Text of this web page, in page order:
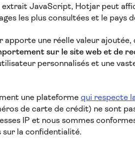
extrait JavaScript, Hotjar peut
les plus consultées et le pays
apporte une réelle valeur ajoutée,
sur le site web et de
personnalisés et une
une plateformequi respecte
de carte de crédit) ne sont
IP et nous sommes
la confidentialité.